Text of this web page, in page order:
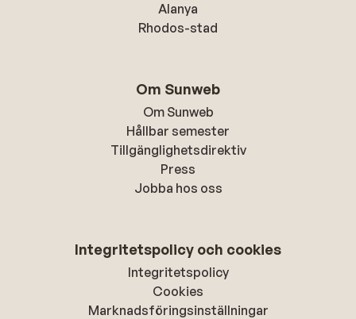
Alanya
Rhodos-stad
Om Sunweb
Om Sunweb
Hållbar semester
Tillgänglighetsdirektiv
Press
Jobba hos oss
Integritetspolicy och cookies
Integritetspolicy
Cookies
Marknadsföringsinställningar